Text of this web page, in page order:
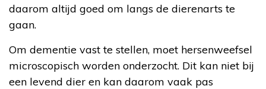
daarom altijd goed om langs de dierenarts te
gaan.
Om dementie vast te stellen, moet hersenweefsel
microscopisch worden onderzocht. Dit kan niet bij
een levend dier en kan daarom vaak pas